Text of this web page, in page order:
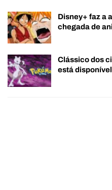
Disney+ faz a
chegada de
Clássico dos
está